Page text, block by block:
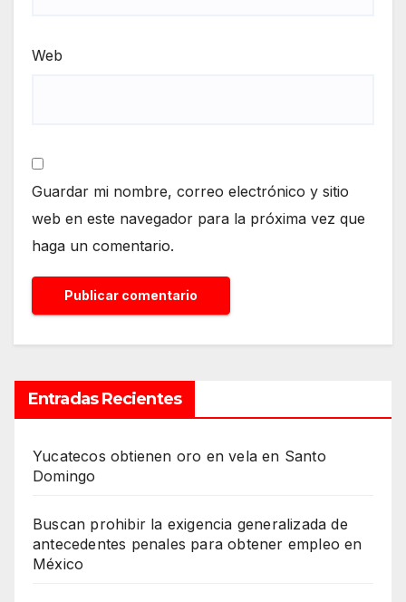
Web
Guardar mi nombre, correo electrónico y sitio
web en este navegador para la próxima vez que
haga un comentario.
Entradas Recientes
Yucatecos obtienen oro en vela en Santo
Domingo
Buscan prohibir la exigencia generalizada de
antecedentes penales para obtener empleo en
México